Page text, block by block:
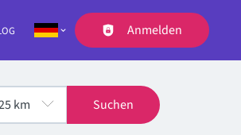
Anmelden
Suchen